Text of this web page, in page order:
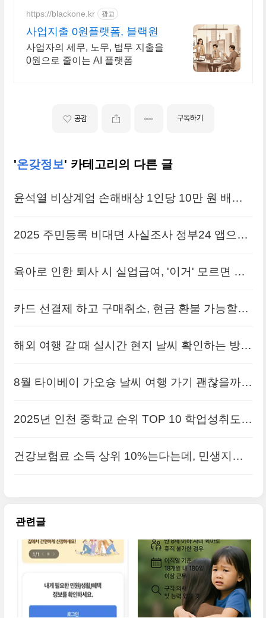
https://blackone.kr 광고
사업지출 0원플랫폼, 블랙원
사업자의 세무, 노무, 법무 지출을
0원으로 줄이는 AI 플랫폼
공감 구독하기
'온갖정보' 카테고리의 다른 글
윤석열 비상계엄 손해배상 1인당 10만 원 배상
2025 주민등록 비대면 사실조사 정부24 앱으로
육아로 인한 퇴사 시 실업급여, '이거' 모르면 받
카드 선결제 하고 구매취소, 현금 환불 가능할까
해외 여행 갈 때 실시간 현지 날씨 확인하는 방법
8월 타이베이 가오슝 날씨 여행 가기 괜찮을까?
2025년 인천 중학교 순위 TOP 10 학업성취도
건강보험료 소득 상위 10%는다는데, 민생지원
관련글